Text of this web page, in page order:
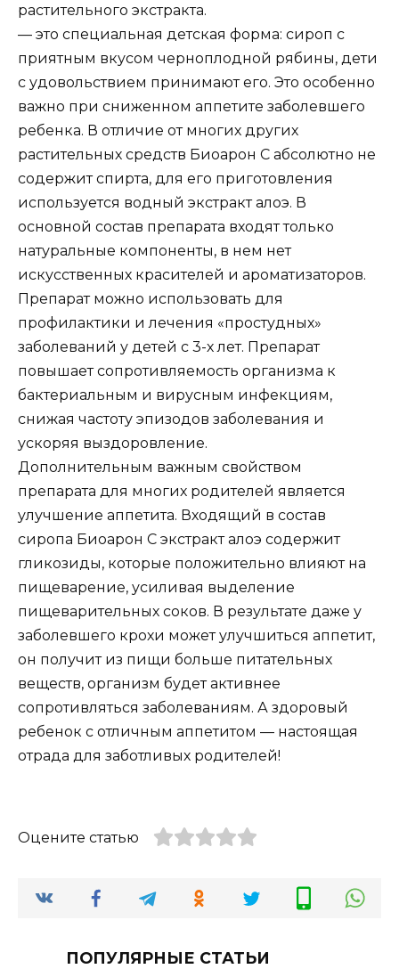
растительного экстракта.
— это специальная детская форма: сироп с
приятным вкусом черноплодной рябины, дети
с удовольствием принимают его. Это особенно
важно при сниженном аппетите заболевшего
ребенка. В отличие от многих других
растительных средств Биоарон С абсолютно не
содержит спирта, для его приготовления
используется водный экстракт алоэ. В
основной состав препарата входят только
натуральные компоненты, в нем нет
искусственных красителей и ароматизаторов.
Препарат можно использовать для
профилактики и лечения «простудных»
заболеваний у детей с 3-х лет. Препарат
повышает сопротивляемость организма к
бактериальным и вирусным инфекциям,
снижая частоту эпизодов заболевания и
ускоряя выздоровление.
Дополнительным важным свойством
препарата для многих родителей является
улучшение аппетита. Входящий в состав
сиропа Биоарон С экстракт алоэ содержит
гликозиды, которые положительно влияют на
пищеварение, усиливая выделение
пищеварительных соков. В результате даже у
заболевшего крохи может улучшиться аппетит,
он получит из пищи больше питательных
веществ, организм будет активнее
сопротивляться заболеваниям. А здоровый
ребенок с отличным аппетитом — настоящая
отрада для заботливых родителей!
Оцените статью
ПОПУЛЯРНЫЕ СТАТЬИ